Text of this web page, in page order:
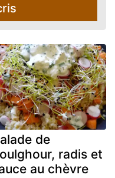
de
radis et
au chèvre